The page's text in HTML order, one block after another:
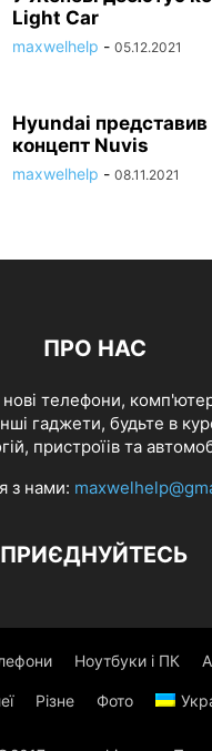
Light Car
maxwelhelp - 05.12.2021
Hyundai представив
концепт Nuvis
maxwelhelp - 08.11.2021
ПРО НАС
нові телефони,
гаджети, будьте в
пристроїів та
з нами:
ПРИЄДНУЙТЕСЬ
Ноутбуки і ПК
Різне Фото